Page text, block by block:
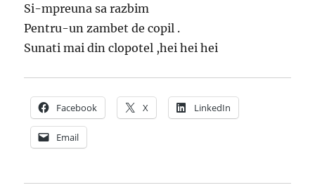
Si-mpreuna sa razbim
Pentru-un zambet de copil .
Sunati mai din clopotel ,hei hei hei
Facebook X LinkedIn
Email